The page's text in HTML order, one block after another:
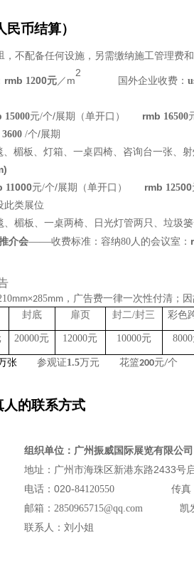
币结算）
，不配备任何设施，另需缴纳施工管理费
rmb 1200元 ／ m
2
国外企业收费：
15000元/个/展期 （单开口） rmb 16500
/个/展期
楣板 灯箱 、一桌四椅 、咨询台一张、
11000元/个/展期 （单开口） rmb 12500
此类展位
、楣板、一桌两椅、日光灯管两只、垃圾
介会——收费标准： 容纳80 人的会议室：
mm×285mm ，广告费一律一次性付清；
封底 扉页 封二/封三 彩色
20000元 1 2000元 10000元 8000
张 参观证1.5万元 花篮200元/个
的联系方式
组织单位：广州振威国际展览有限公司
地址：广州市海珠区新港东路2433号
电话： 020-84120550
传真
邮箱 ： 2850965715@qq.com
凯
联系人： 刘 小姐